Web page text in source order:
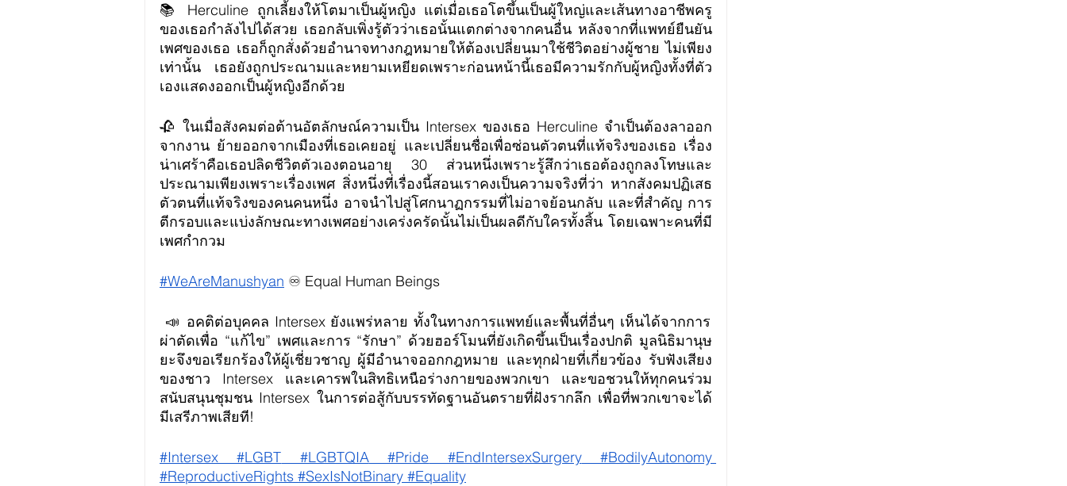
📚 Herculine ถูกเลี้ยงให้โตมาเป็นผู้หญิง แต่เมื่อเธอโตขึ้นเป็นผู้ใหญ่และเส้นทางอาชีพครู
ของเธอกำลังไปได้สวย เธอกลับเพิ่งรู้ตัวว่าเธอนั้นแตกต่างจากคนอื่น หลังจากที่แพทย์ยืนยัน
เพศของเธอ เธอก็ถูกสั่งด้วยอำนาจทางกฎหมายให้ต้องเปลี่ยนมาใช้ชีวิตอย่างผู้ชาย ไม่เพียง
เท่านั้น เธอยังถูกประณามและหยามเหยียดเพราะก่อนหน้านี้เธอมีความรักกับผู้หญิงทั้งที่ตัว
เองแสดงออกเป็นผู้หญิงอีกด้วย
🥀 ในเมื่อสังคมต่อต้านอัตลักษณ์ความเป็น Intersex ของเธอ Herculine จำเป็นต้องลาออก
จากงาน ย้ายออกจากเมืองที่เธอเคยอยู่ และเปลี่ยนชื่อเพื่อซ่อนตัวตนที่แท้จริงของเธอ เรื่อง
น่าเศร้าคือเธอปลิดชีวิตตัวเองตอนอายุ 30 ส่วนหนึ่งเพราะรู้สึกว่าเธอต้องถูกลงโทษและ
ประณามเพียงเพราะเรื่องเพศ สิ่งหนึ่งที่เรื่องนี้สอนเราคงเป็นความจริงที่ว่า หากสังคมปฏิเสธ
ตัวตนที่แท้จริงของคนคนหนึ่ง อาจนำไปสู่โศกนาฏกรรมที่ไม่อาจย้อนกลับ และที่สำคัญ การ
ตีกรอบและแบ่งลักษณะทางเพศอย่างเคร่งครัดนั้นไม่เป็นผลดีกับใครทั้งสิ้น โดยเฉพาะคนที่มี
เพศกำกวม
#WeAreManushyan ♾️ Equal Human Beings
ผ่าตัดเพื่อ “แก้ไข” เพศและการ “รักษา” ด้วยฮอร์โมนที่ยังเกิดขึ้นเป็นเรื่องปกติ มูลนิธิมานุษ
ยะจึงขอเรียกร้องให้ผู้เชี่ยวชาญ ผู้มีอำนาจออกกฎหมาย และทุกฝ่ายที่เกี่ยวข้อง รับฟังเสียง
ของชาว Intersex และเคารพในสิทธิเหนือร่างกายของพวกเขา และขอชวนให้ทุกคนร่วม
สนับสนุนชุมชน Intersex ในการต่อสู้กับบรรทัดฐานอันตรายที่ฝังรากลึก เพื่อที่พวกเขาจะได้
มีเสรีภาพเสียที!
#Intersex #LGBT #LGBTQIA #Pride #EndIntersexSurgery #BodilyAutonomy
#ReproductiveRights #SexIsNotBinary #Equality